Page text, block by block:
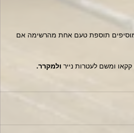
תוספת טעם אחת מהרשימה אם
ולמקרר.